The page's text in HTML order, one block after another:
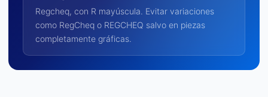
Regcheq, con R mayúscula. Evitar variaciones
como RegCheq o REGCHEQ salvo en piezas
completamente gráficas.